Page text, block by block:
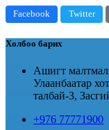
Facebook Twitter
Холбоо барих
Ашигт
Улаанбаатар
талбай-3,
+976 77771900